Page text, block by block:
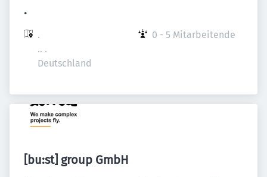
.
.
.. .
Deutschland
0 - 5 Mitarbeitende
[bu:st] group GmbH